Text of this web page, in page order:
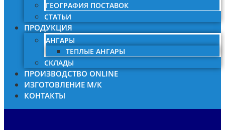
ГЕОГРАФИЯ ПОСТАВОК
СТАТЬИ
ПРОДУКЦИЯ
АНГАРЫ
ТЕПЛЫЕ АНГАРЫ
СКЛАДЫ
ПРОИЗВОДСТВО ONLINE
ИЗГОТОВЛЕНИЕ М/К
КОНТАКТЫ